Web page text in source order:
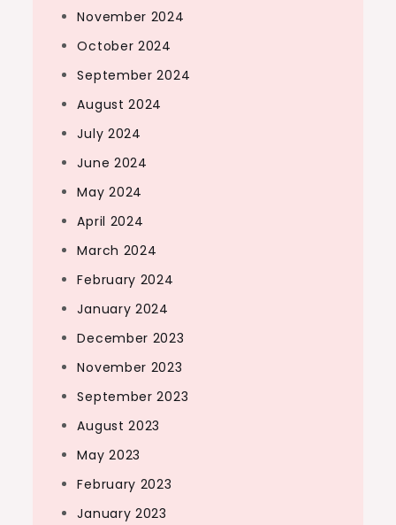
November 2024
October 2024
September 2024
August 2024
July 2024
June 2024
May 2024
April 2024
March 2024
February 2024
January 2024
December 2023
November 2023
September 2023
August 2023
May 2023
February 2023
January 2023